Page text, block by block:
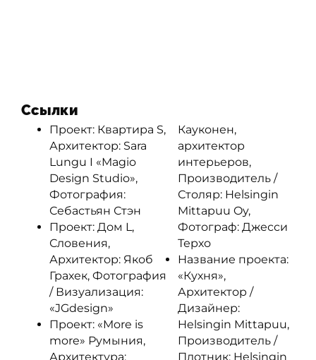
Ссылки
Проект: Квартира S,
Архитектор: Sara
Lungu I «Magio
Design Studio»,
Фотография:
Себастьян Стэн
Проект: Дом L,
Словения,
Архитектор: Якоб
Грахек, Фотография
/ Визуализация:
«JGdesign»
Проект: «More is
more» Румыния,
Архитектура:
Кауконен,
архитектор
интерьеров,
Производитель /
Столяр: Helsingin
Mittapuu Oy,
Фотограф: Джесси
Терхо
Название проекта:
«Кухня»,
Архитектор /
Дизайнер:
Helsingin Mittapuu,
Производитель /
Плотник: Helsingin